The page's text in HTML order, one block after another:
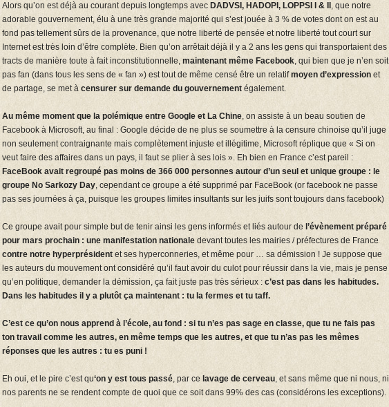
Alors qu’on est déjà au courant depuis longtemps avec DADVSI, HADOPI, LOPPSI I & II , que notre
adorable gouvernement, élu à une très grande majorité qui s’est jouée à 3 % de votes dont on est au
fond pas tellement sûrs de la provenance, que notre liberté de pensée et notre liberté tout court sur
Internet est très loin d’être complète. Bien qu’on arrêtait déjà il y a 2 ans les gens qui transportaient des
tracts de manière toute à fait inconstitutionnelle, maintenant même Facebook, qui bien que je n’en soit
pas fan (dans tous les sens de « fan ») est tout de même censé être un relatifmoyen d’expression et
de partage, se met à censurer sur demande du gouvernement également.
Au même moment que la polémique entre Google et La Chine, on assiste à un beau soutien de
Facebook à Microsoft, au final : Google décide de ne plus se soumettre à la censure chinoise qu’il juge
non seulement contraignante mais complètement injuste et illégitime, Microsoft réplique que « Si on
veut faire des affaires dans un pays, il faut se plier à ses lois ». Eh bien en France c’est pareil :
FaceBook avait regroupé pas moins de 366 000 personnes autour d’un seul et unique groupe : le
groupe No Sarkozy Day, cependant ce groupe a été supprimé par FaceBook (or facebook ne passe
pas ses journées à ça, puisque les groupes limites insultants sur les juifs sont toujours dans facebook)
Ce groupe avait pour simple but de tenir ainsi les gens informés et liés autour de l’évènement préparé
pour mars prochain : une manifestation nationale devant toutes les mairies / préfectures de France
contre notre hyperprésident et ses hyperconneries, et même pour … sa démission ! Je suppose que
les auteurs du mouvement ont considéré qu’il faut avoir du culot pour réussir dans la vie, mais je pense
qu’en politique, demander la démission, ça fait juste pas très sérieux : c’est pas dans les habitudes.
Dans les habitudes il y a plutôt ça maintenant : tu la fermes et tu taff.
C’est ce qu’on nous apprend à l’école, au fond : si tu n’es pas sage en classe, que tu ne fais pas
ton travail comme les autres, en même temps que les autres, et que tu n’as pas les mêmes
réponses que les autres : tu es puni !
Eh oui, et le pire c’est qu‘on y est tous passé, par ce lavage de cerveau, et sans même que ni nous, ni
nos parents ne se rendent compte de quoi que ce soit dans 99% des cas (considérons les exceptions).